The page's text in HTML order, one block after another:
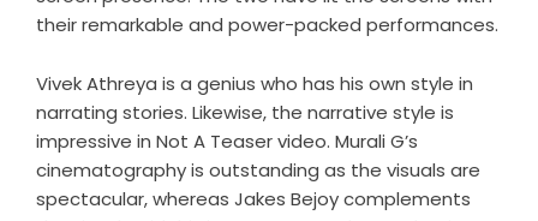
their remarkable and power-packed performances.
Vivek Athreya is a genius who has his own style in
narrating stories. Likewise, the narrative style is
impressive in Not A Teaser video. Murali G’s
cinematography is outstanding as the visuals are
spectacular, whereas Jakes Bejoy complements